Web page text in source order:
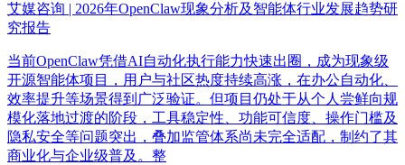
艾媒咨询 | 2026年OpenClaw现象分析及智能体行业发展趋势研
究报告
当前OpenClaw凭借AI自动化执行能力快速出圈，成为现象级
开源智能体项目，用户与社区热度持续高涨，在办公自动化、
效率提升等场景得到广泛验证。但项目仍处于从个人尝鲜向规
模化落地过渡的阶段，工具稳定性、功能可信度、操作门槛及
隐私安全等问题突出，叠加监管体系尚未完全适配，制约了其
商业化与企业级普及。整